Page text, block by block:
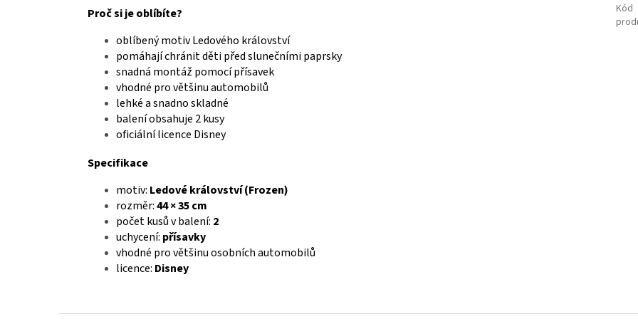
Proč si je oblíbíte?
oblíbený motiv Ledového království
pomáhají chránit děti před slunečními paprsky
snadná montáž pomocí přísavek
vhodné pro většinu automobilů
lehké a snadno skladné
balení obsahuje 2 kusy
oficiální licence Disney
Specifikace
motiv: Ledové království (Frozen)
rozměr:44 × 35 cm
počet kusů v balení: 2
uchycení: přísavky
vhodné pro většinu osobních automobilů
licence: Disney
Kód